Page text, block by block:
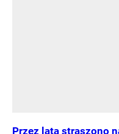
Przez lata straszono